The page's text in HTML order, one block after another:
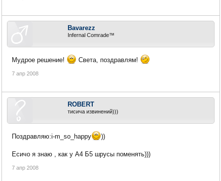
Bavarezz
Infernal Comrade™
Мудрое решение! Света, поздравлям!
7 апр 2008
ROBERT
тисича извинений)))
Поздравляю:i-m_so_happy ))
Есичо я знаю , как у А4 Б5 шрусы поменять)))
7 апр 2008